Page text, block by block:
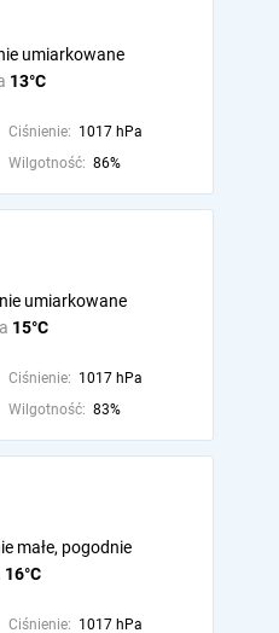
13°C
umiarkowane
Ciśnienie: 1017 hPa
Wilgotność: 86%
15°C
umiarkowane
Ciśnienie: 1017 hPa
Wilgotność: 83%
16°C
małe, pogodnie
Ciśnienie: 1017 hPa